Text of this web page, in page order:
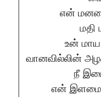
என்
உன்
வானவில்லின்
நீ
என் இளமை